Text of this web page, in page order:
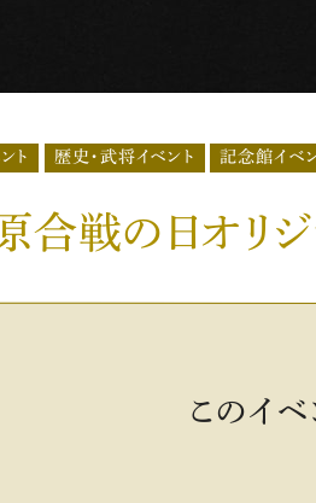
ト 歴史・武将イベント 記念館イベ
合戦の日オリ
このイ